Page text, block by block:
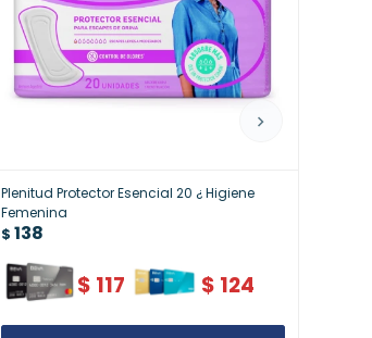
Plenitud Protector Esencial 20 ¿ Higiene
Femenina
$ 138
$ 117 $ 124